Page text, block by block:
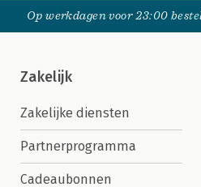
Op werkdagen voor 23:00
Zakelijk
Zakelijke diensten
Partnerprogramma
Cadeaubonnen